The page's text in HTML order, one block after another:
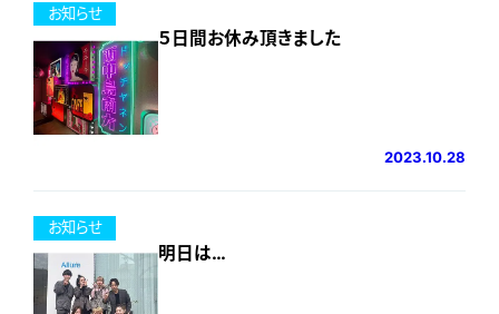
お知らせ
５日間お休み頂きました
2023.10.28
お知らせ
明日は…